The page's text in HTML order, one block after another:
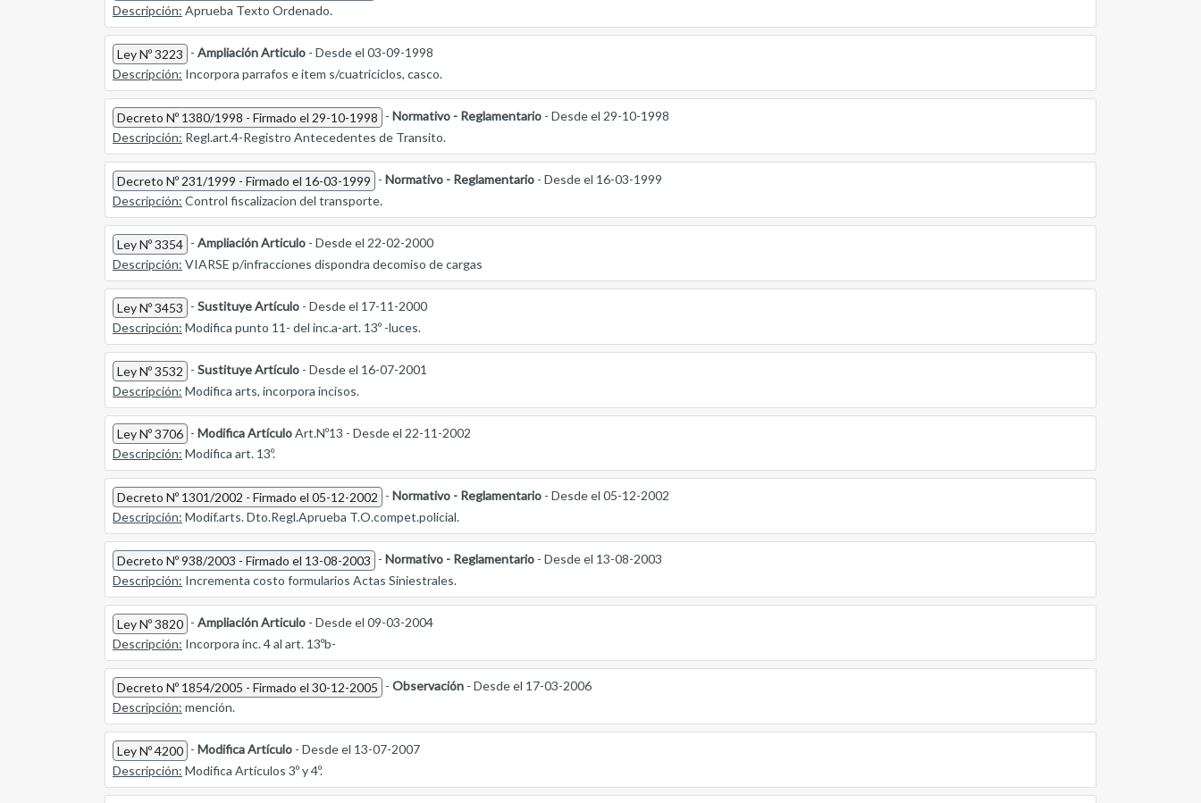
Descripción: Aprueba Texto Ordenado.
Ley Nº 3223 - Ampliación Articulo - Desde el 03-09-1998
Descripción: Incorpora parrafos e item s/cuatriciclos, casco.
Decreto Nº 1380/1998 - Firmado el 29-10-1998 - Normativo - Reglamentario - Desde el 29-10-1998
Descripción: Regl.art.4-Registro Antecedentes de Transito.
Decreto Nº 231/1999 - Firmado el 16-03-1999 - Normativo - Reglamentario - Desde el 16-03-1999
Descripción: Control fiscalizacion del transporte.
Ley Nº 3354 - Ampliación Articulo - Desde el 22-02-2000
Descripción: VIARSE p/infracciones dispondra decomiso de cargas
Ley Nº 3453 - Sustituye Artículo - Desde el 17-11-2000
Descripción: Modifica punto 11- del inc.a-art. 13º -luces.
Ley Nº 3532 - Sustituye Artículo - Desde el 16-07-2001
Descripción: Modifica arts, incorpora incisos.
Ley Nº 3706 - Modifica ArtículoArt.Nº13 - Desde el 22-11-2002
Descripción: Modifica art. 13º.
Decreto Nº 1301/2002 - Firmado el 05-12-2002 - Normativo - Reglamentario - Desde el 05-12-2002
Descripción: Modif.arts. Dto.Regl.Aprueba T.O.compet.policial.
Decreto Nº 938/2003 - Firmado el 13-08-2003 - Normativo - Reglamentario - Desde el 13-08-2003
Descripción: Incrementa costo formularios Actas Siniestrales.
Ley Nº 3820 - Ampliación Articulo - Desde el 09-03-2004
Descripción: Incorpora inc. 4 al art. 13ºb-
Decreto Nº 1854/2005 - Firmado el 30-12-2005 - Observación - Desde el 17-03-2006
Descripción: mención.
Ley Nº 4200 - Modifica Artículo - Desde el 13-07-2007
Descripción: Modifica Artículos 3º y 4º.